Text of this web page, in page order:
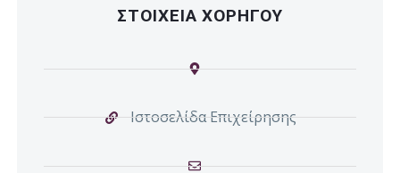
ΣΤΟΙΧΕΙΑ ΧΟΡΗΓΟΥ
Ιστοσελίδα Επιχείρησης